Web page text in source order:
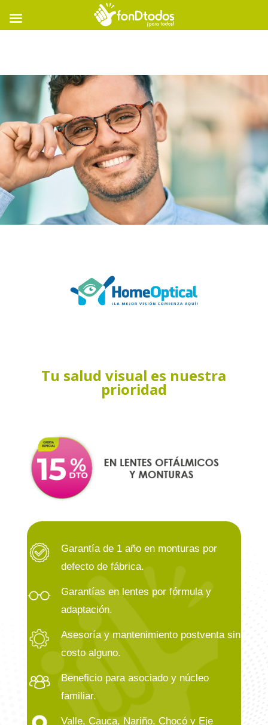
Tu salud visual es nuestra
prioridad
Garantía de 1 año en monturas por
defecto de fábrica.
Garantías en lentes por fórmula y
adaptación.
Asesoría y mantenimiento postventa sin
costo alguno.
Beneficio para asociado y núcleo
familiar.
Valle, Cauca, Nariño, Chocó y Eje